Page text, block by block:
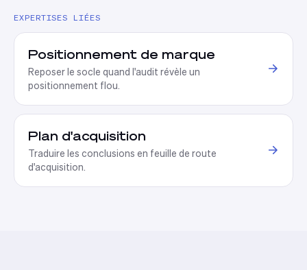
EXPERTISES LIÉES
Positionnement de marque
Reposer le socle quand l'audit révèle un
positionnement flou.
Plan d'acquisition
Traduire les conclusions en feuille de route
d'acquisition.